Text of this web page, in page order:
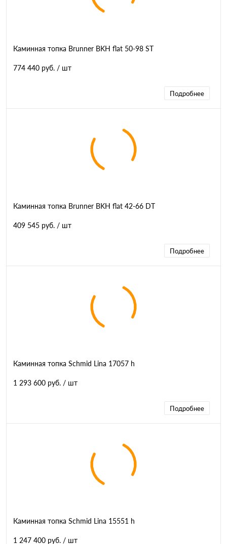
Каминная топка Brunner BKH flat 50-98 ST
774 440 руб. / шт
Подробнее
Каминная топка Brunner BKH flat 42-66 DT
409 545 руб. / шт
Подробнее
Каминная топка Schmid Lina 17057 h
1 293 600 руб. / шт
Подробнее
Каминная топка Schmid Lina 15551 h
1 247 400 руб. / шт